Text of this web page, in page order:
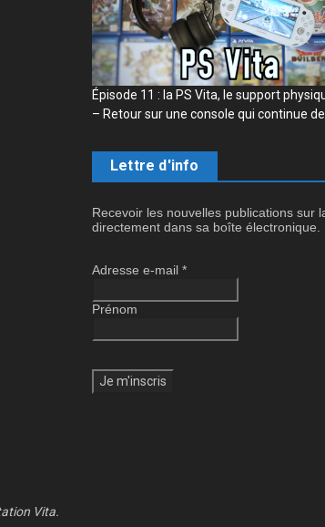
Épisode 11 : la PS Vita, le support
– Retour sur une console qui continue
Lettre d'info
Recevoir les nouvelles publications sur
directement dans sa boîte électronique.
Adresse e-mail *
Prénom
Vita.